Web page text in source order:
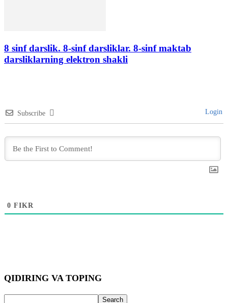
8 sinf darslik. 8-sinf darsliklar. 8-sinf maktab
darsliklarning elektron shakli
Subscribe Login
0 FIKR
QIDIRING VA TOPING